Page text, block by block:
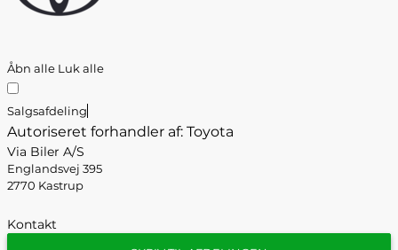
Åbn alle Luk alle
Salgsafdeling
Autoriseret forhandler af: Toyota
Via Biler A/S
Englandsvej 395
2770 Kastrup
Kontakt